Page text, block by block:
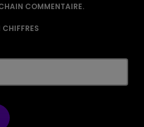
COMMENTAIRE.
CHIFFRES